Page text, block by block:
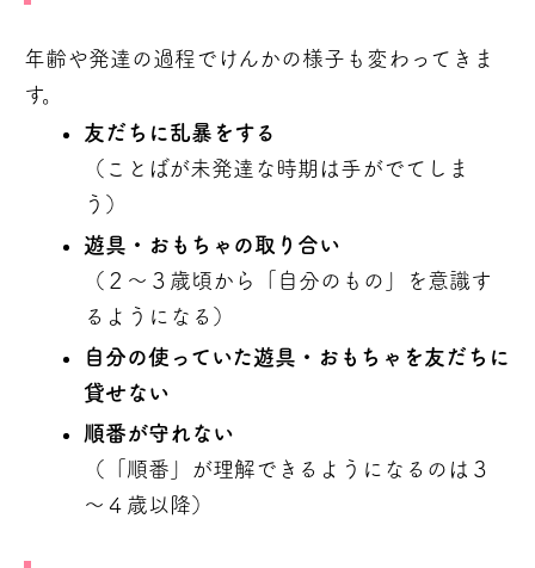
年齢や発達の過程でけんかの様子も変わってきま
す。
友だちに乱暴をする
（ことばが未発達な時期は手がでてしま
う）
遊具・おもちゃの取り合い
（２～３歳頃から「自分のもの」を意識す
るようになる）
自分の使っていた遊具・おもちゃを友だちに
貸せない
順番が守れない
（「順番」が理解できるようになるのは３
～４歳以降）